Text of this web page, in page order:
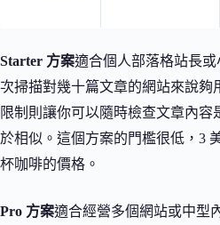
Starter 方案適合個人部落格站長
次掃描對幾十篇文章的網站來說夠
限制則讓你可以隨時檢查文章內容
於相似。這個方案的門檻很低，3
杯咖啡的價格。
Pro 方案適合經營多個網站或中型